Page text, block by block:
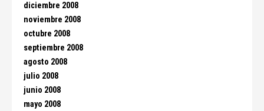
diciembre 2008
noviembre 2008
octubre 2008
septiembre 2008
agosto 2008
julio 2008
junio 2008
mayo 2008